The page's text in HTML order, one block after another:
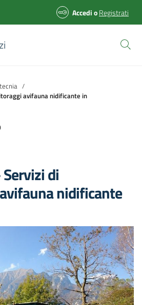
AccedioRegistrati
/
avifauna nidificante in
di
nidificante